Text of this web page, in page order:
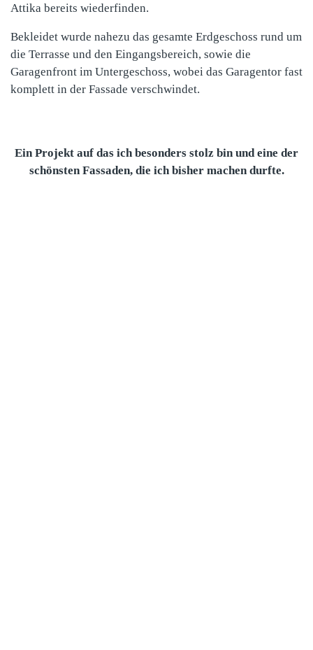
Attika bereits wiederfinden.
Bekleidet wurde nahezu das gesamte Erdgeschoss rund um
die Terrasse und den Eingangsbereich, sowie die
Garagenfront im Untergeschoss, wobei das Garagentor fast
komplett in der Fassade verschwindet.
Ein Projekt auf das ich besonders stolz bin und eine der
schönsten Fassaden, die ich bisher machen durfte.